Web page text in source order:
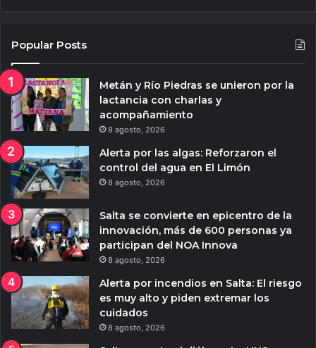
Popular Posts
Metán y Río Piedras se unieron por la
lactancia con charlas y
acompañamiento
8 agosto, 2026
Alerta por las algas: Reforzaron el
control del agua en El Limón
8 agosto, 2026
Salta se convierte en epicentro de la
innovación, más de 600 personas ya
participan del NOA Innova
8 agosto, 2026
Alerta por incendios en Salta: El riesgo
es muy alto y piden extremar los
cuidados
8 agosto, 2026